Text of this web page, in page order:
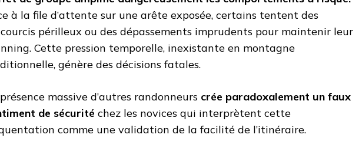
à la file d’attente sur une arête exposée, certains tentent des
périlleux ou des dépassements imprudents pour maintenir leur
Cette pression temporelle, inexistante en montagne
génère des décisions fatales.
massive d’autres randonneurs crée paradoxalement un faux
de sécurité chez les novices qui interprètent cette
comme une validation de la facilité de l’itinéraire.